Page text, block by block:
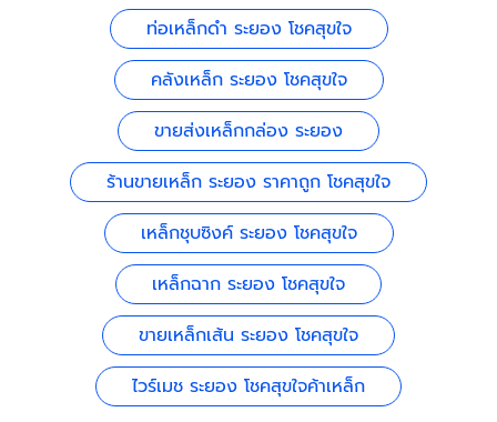
ท่อเหล็กดำ ระยอง โชคสุขใจ
คลังเหล็ก ระยอง โชคสุขใจ
ขายส่งเหล็กกล่อง ระยอง
ร้านขายเหล็ก ระยอง ราคาถูก โชคสุขใจ
เหล็กชุบซิงค์ ระยอง โชคสุขใจ
เหล็กฉาก ระยอง โชคสุขใจ
ขายเหล็กเส้น ระยอง โชคสุขใจ
ไวร์เมช ระยอง โชคสุขใจค้าเหล็ก